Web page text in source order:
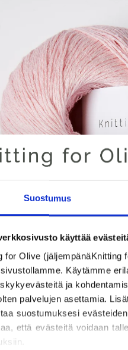
Suostumus
käyttää
for Olive (jäljempänäKnitting
Käytämme
ja
palvelujen asettamia.
suostumuksesi
että evästeitä voidaan